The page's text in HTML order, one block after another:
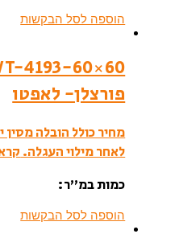
הוספה לסל הבקשות
פורצלן- לאפטו
מחיר כולל הובלה
לאחר מילוי העגלה.
כמות במ”ר:
הוספה לסל הבקשות